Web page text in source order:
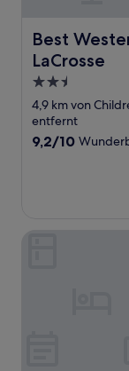
Best
LaCrosse
Best Western
2.5-
Sterne-
Unterkunft
4,9 km von
entfernt
9.2
9,2/10
Rainbow Ridge